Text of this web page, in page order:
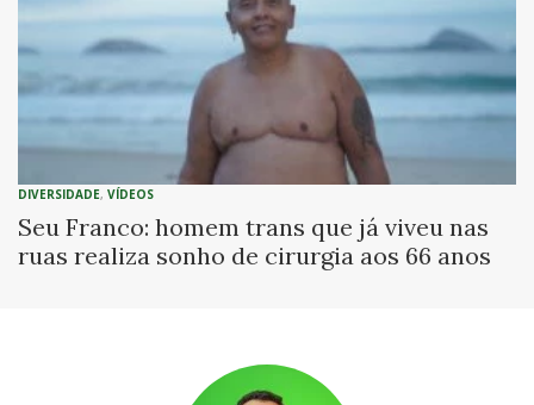
DIVERSIDADE, VÍDEOS
Seu Franco: homem trans que já viveu nas
ruas realiza sonho de cirurgia aos 66 anos